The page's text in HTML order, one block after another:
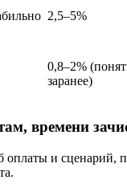
2,5–5%
0,8–2%
заранее)
времени
и